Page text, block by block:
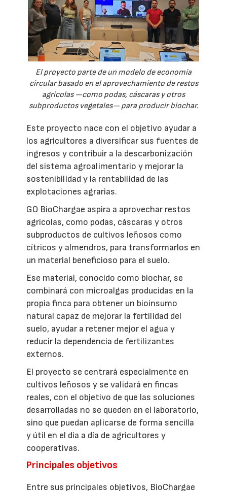
El proyecto parte de un modelo de economía
circular basado en el aprovechamiento de restos
agrícolas —como podas, cáscaras y otros
subproductos vegetales— para producir biochar.
Este proyecto nace con el objetivo ayudar a
los agricultores a diversificar sus fuentes de
ingresos y contribuir a la descarbonización
del sistema agroalimentario y mejorar la
sostenibilidad y la rentabilidad de las
explotaciones agrarias.
GO BioChargae aspira a aprovechar restos
agrícolas, como podas, cáscaras y otros
subproductos de cultivos leñosos como
cítricos y almendros, para transformarlos en
un material beneficioso para el suelo.
Ese material, conocido como biochar, se
combinará con microalgas producidas en la
propia finca para obtener un bioinsumo
natural capaz de mejorar la fertilidad del
suelo, ayudar a retener mejor el agua y
reducir la dependencia de fertilizantes
externos.
El proyecto se centrará especialmente en
cultivos leñosos y se validará en fincas
reales, con el objetivo de que las soluciones
desarrolladas no se queden en el laboratorio,
sino que puedan aplicarse de forma sencilla
y útil en el día a día de agricultores y
cooperativas.
Principales objetivos
Entre sus principales objetivos, BioChargae